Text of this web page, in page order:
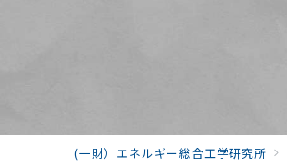
(一財）エネルギー総合工学研究所